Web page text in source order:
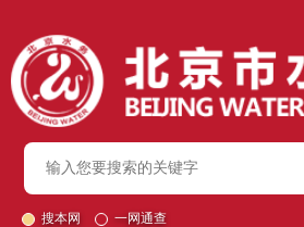
搜本网 一网通查